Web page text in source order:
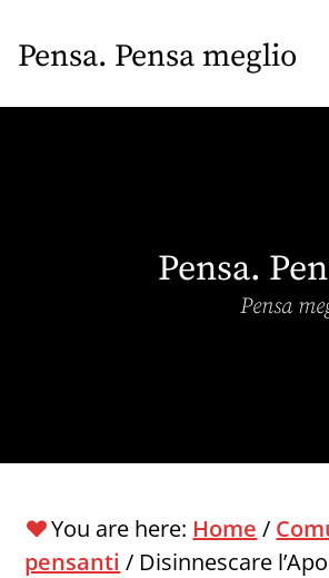
to
content
Pensa. Pensa meglio
Pensa.
Pensa
You are here: Home /
pensanti / Disinnescare